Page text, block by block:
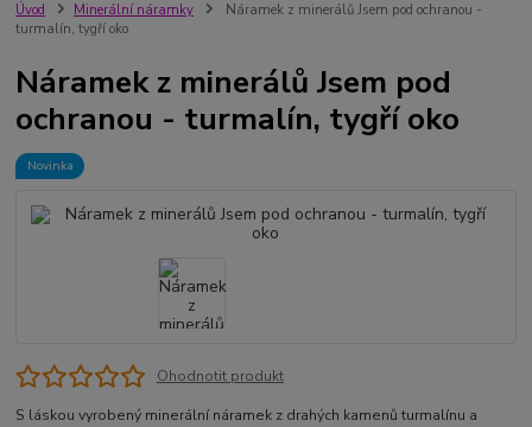
Úvod Minerální náramky
Náramek z minerálů Jsem pod ochranou -
turmalín, tygří oko
Náramek z minerálů Jsem pod
ochranou - turmalín, tygří oko
Novinka
Ohodnotit produkt
S láskou vyrobený minerální náramek z drahých kamenů turmalínu a